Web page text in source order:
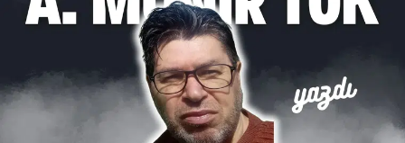
Bilecik
Bingöl
Bitlis
Bolu